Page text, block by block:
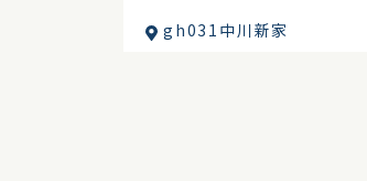
gh031中川新家